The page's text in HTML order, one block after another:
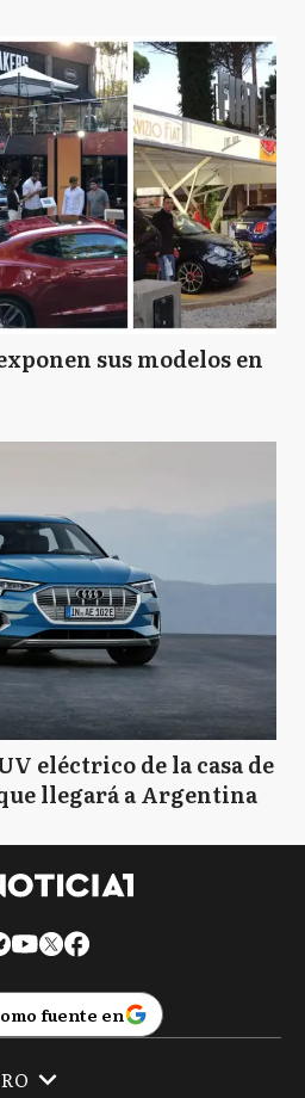
sus modelos en
eléctrico de la casa de
llegará a Argentina
fuente en